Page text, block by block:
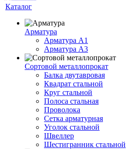
Каталог
Арматура
Арматура A1
Арматура А3
Сортовой металлопрокат
Балка двутавровая
Квадрат стальной
Круг стальной
Полоса стальная
Проволока
Сетка арматурная
Уголок стальной
Швеллер
Шестигранник стальной